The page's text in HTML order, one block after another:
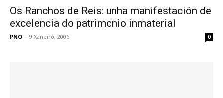
Os Ranchos de Reis: unha manifestación de
excelencia do patrimonio inmaterial
PNO - 9 Xaneiro, 2006 0